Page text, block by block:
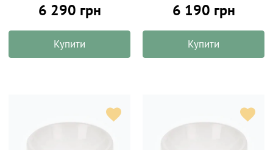
6 290 грн
Купити
6 190 грн
Купити